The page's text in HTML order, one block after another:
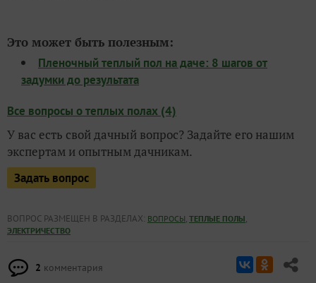
Это может быть полезным:
Пленочный теплый пол на даче: 8 шагов от
задумки до результата
Все вопросы о теплых полах (4)
У вас есть свой дачный вопрос? Задайте его нашим
экспертам и опытным дачникам.
Задать вопрос
ВОПРОС РАЗМЕЩЕН В РАЗДЕЛАХ: ВОПРОСЫ, ТЕПЛЫЕ ПОЛЫ,
ЭЛЕКТРИЧЕСТВО
2 комментария